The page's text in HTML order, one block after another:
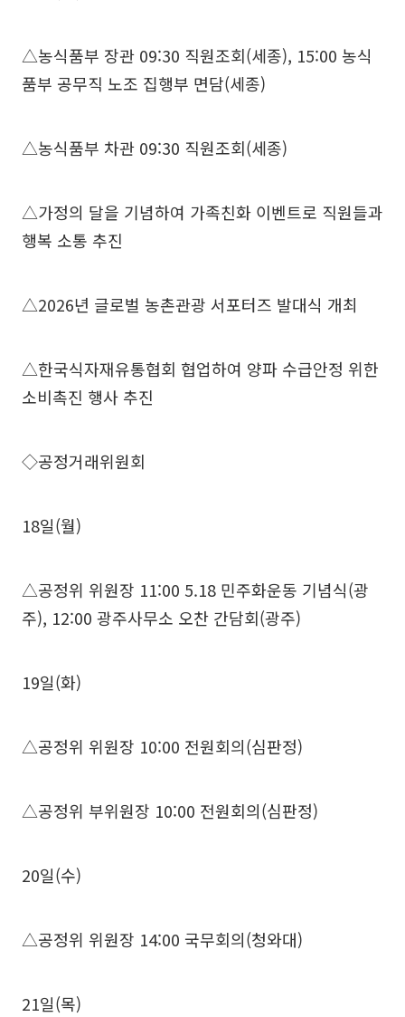
△농식품부 장관 09:30 직원조회(세종), 15:00 농식
품부 공무직 노조 집행부 면담(세종)
△농식품부 차관 09:30 직원조회(세종)
△가정의 달을 기념하여 가족친화 이벤트로 직원들과
행복 소통 추진
△2026년 글로벌 농촌관광 서포터즈 발대식 개최
△한국식자재유통협회 협업하여 양파 수급안정 위한
소비촉진 행사 추진
◇공정거래위원회
18일(월)
△공정위 위원장 11:00 5.18 민주화운동 기념식(광
주), 12:00 광주사무소 오찬 간담회(광주)
19일(화)
△공정위 위원장 10:00 전원회의(심판정)
△공정위 부위원장 10:00 전원회의(심판정)
20일(수)
△공정위 위원장 14:00 국무회의(청와대)
21일(목)